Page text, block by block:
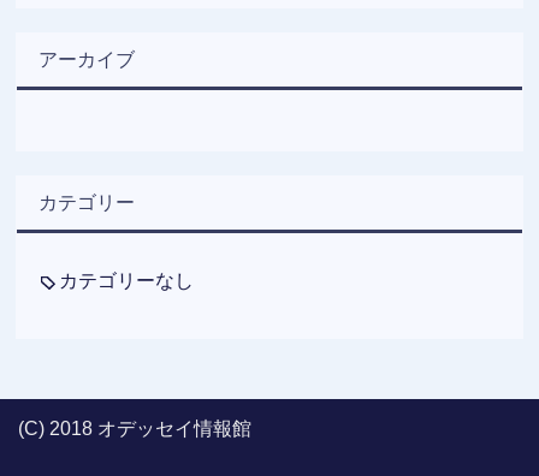
アーカイブ
カテゴリー
カテゴリーなし
(C) 2018 オデッセイ情報館